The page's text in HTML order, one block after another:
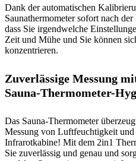
Dank der automatischen
Saunathermometer sofort nach
dass Sie irgendwelche
Zeit und Mühe und Sie können
konzentrieren.
Zuverlässige Messung
Sauna-Thermometer-
Das Sauna-Thermometer
Messung von Luftfeuchtigkeit
Infrarotkabine! Mit dem 2in1
Sie zuverlässig und genau und